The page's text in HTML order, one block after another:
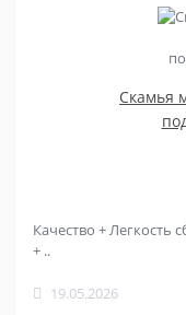
Скамья
Качество + Легкость
+ ..
19.05.2026